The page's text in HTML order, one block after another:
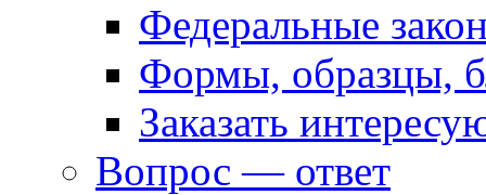
Федеральные
Формы, образцы,
Заказать
Вопрос — ответ